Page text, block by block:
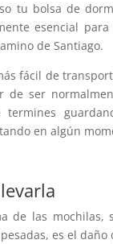
tu bolsa de
esencial
de Santiago.
fácil de
de ser
en algún
de las mochilas,
es el daño